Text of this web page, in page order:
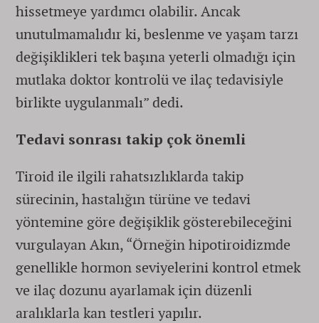
hissetmeye yardımcı olabilir. Ancak
unutulmamalıdır ki, beslenme ve yaşam tarzı
değişiklikleri tek başına yeterli olmadığı için
mutlaka doktor kontrolü ve ilaç tedavisiyle
birlikte uygulanmalı” dedi.
Tedavi sonrası takip çok önemli
Tiroid ile ilgili rahatsızlıklarda takip
sürecinin, hastalığın türüne ve tedavi
yöntemine göre değişiklik gösterebileceğini
vurgulayan Akın, “Örneğin hipotiroidizmde
genellikle hormon seviyelerini kontrol etmek
ve ilaç dozunu ayarlamak için düzenli
aralıklarla kan testleri yapılır.